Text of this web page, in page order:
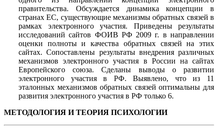
правительства. Обсуждается динамика концепции в
странах ЕС, существующие механизмы обратных связей в
рамках электронного участия. Приведены результаты
исследований сайтов ФОИВ РФ 2009 г. в направлении
оценки полноты и качества обратных связей на этих
сайтах. Сопоставлены результаты внедрения различных
механизмов электронного участия в России на сайтах
Европейского союза. Сделаны выводы о развитии
электронного участия в РФ. Выявлено, что из 11
эталонных механизмов обратных связей оптимальны для
развития электронного участия в РФ только 6.
МЕТОДОЛОГИЯ И ТЕОРИЯ ПСИХОЛОГИИ